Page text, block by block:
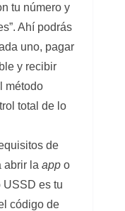
tu número y
Ahí podrás
uno, pagar
y recibir
método
total de lo
de
abrir la app o
USSD es tu
código de